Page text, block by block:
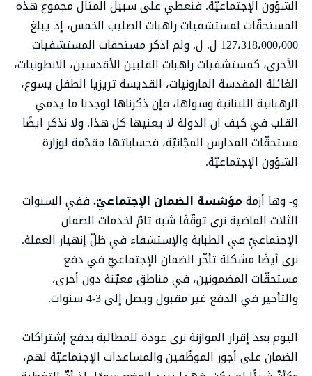
الشؤون الإجتماعيّة. فنعطي على سبيل المثال مجموع هذه
المستحقّات لمستشفيات راهبات الصليب الخمس، إذ يبلغ
127،318،000،000 ل. ل. ولم اذكر مستحقات المستشفيات
الأخرى، كمستشفيات راهبات القلبين الأقدسين، الانطونيات،
الغائلة المقدسة المارونيات، القديسة تريزيا الطفل يسوع،
الرهبانية اللبنانية وسواها، فإن ذكرناها لوجدنا ما يدمي
القلب في كيف ان الدولة لا يعنيها كل هذا. ولا نذكر ايضًا
مستحقّات المدارس المجّانيّة، فحساباتها مقدّمة لوزارة
الشؤون الإجتماعيّة.
و- وها أزمةمؤسّسة الضمان الإجتماعيّ.ففي السنوات
الثلاث الماضية نرى توقّفًا شبه تامّ لخدمات الضمان
الإجتماعيّ في الطبابة والإستشفاء في ظلّ إنهيار العملة.
نرى أيضًا مشكلة تأخّر الضمان الإجتماعيّ في دفع
مستحقّات المضمونين، في مناطق معيّنة دون أخرى،
والتأخير في الدفع غير مقبول ويصل إلى 3-4 سنوات.
اليوم بعد إقرار الموازنة نرى عودة للمطالبة بدفع إشتراكات
الضمان على أجور الموظّفين والمساعدات الإجتماعيّة لهم،